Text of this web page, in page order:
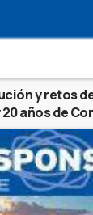
y retos
20 años de